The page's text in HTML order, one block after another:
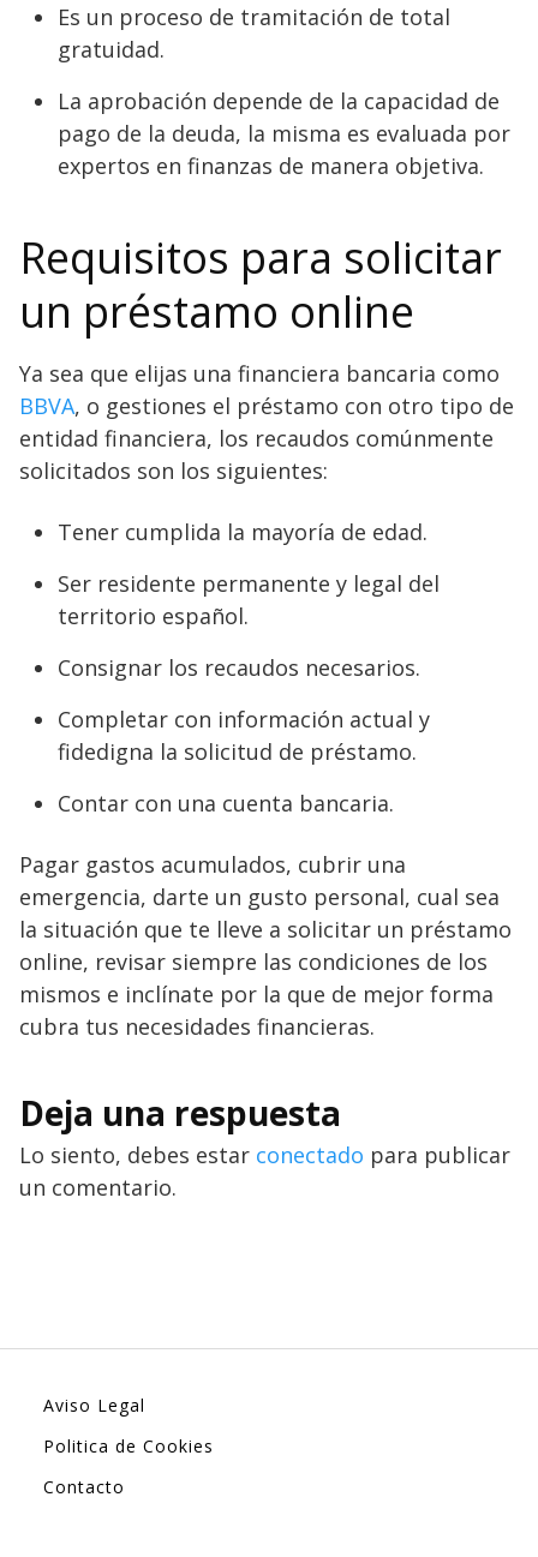
Es un proceso de tramitación de total
gratuidad.
La aprobación depende de la capacidad de
pago de la deuda, la misma es evaluada por
expertos en finanzas de manera objetiva.
Requisitos para solicitar
un préstamo online
Ya sea que elijas una financiera bancaria como
BBVA, o gestiones el préstamo con otro tipo de
entidad financiera, los recaudos comúnmente
solicitados son los siguientes:
Tener cumplida la mayoría de edad.
Ser residente permanente y legal del
territorio español.
Consignar los recaudos necesarios.
Completar con información actual y
fidedigna la solicitud de préstamo.
Contar con una cuenta bancaria.
Pagar gastos acumulados, cubrir una
emergencia, darte un gusto personal, cual sea
la situación que te lleve a solicitar un préstamo
online, revisar siempre las condiciones de los
mismos e inclínate por la que de mejor forma
cubra tus necesidades financieras.
Deja una respuesta
Lo siento, debes estar conectado para publicar
un comentario.
Aviso Legal
Politica de Cookies
Contacto